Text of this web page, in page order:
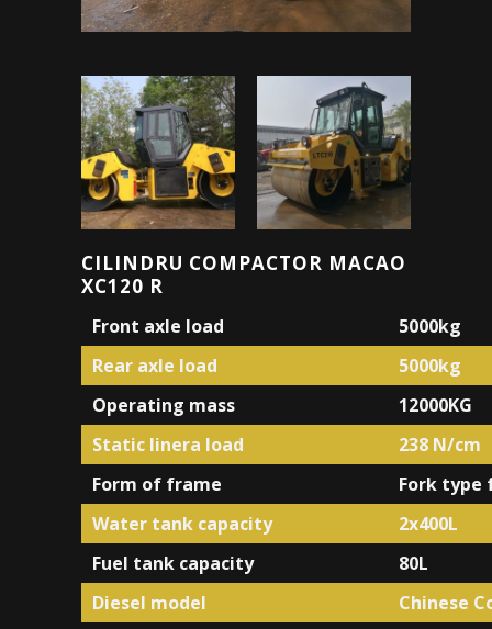
CILINDRU COMPACTOR MACAO
XC120 R
Front axle load
5000kg
Rear axle load
5000kg
Operating mass
12000KG
Static linera load
238 N/cm
Form of frame
Fork type
Water tank capacity
2x400L
Fuel tank capacity
80L
Diesel model
Chinese